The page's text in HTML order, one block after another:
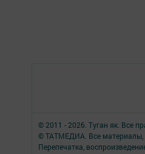
© 2011 - 2026. Туган як. Все
© ТАТМЕДИА. Все материалы,
Перепечатка,